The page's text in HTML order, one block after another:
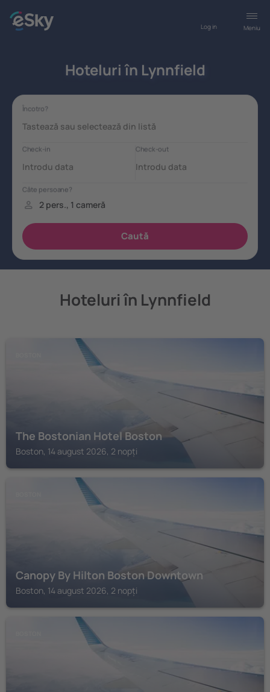
Meniu
Log in
Hoteluri în Lynnfield
Hoteluri în Lynnfield
The Bostonian Hotel Boston
Boston, 14 august 2026, 2 nopți
Canopy By Hilton Boston Downtown
Boston, 14 august 2026, 2 nopți